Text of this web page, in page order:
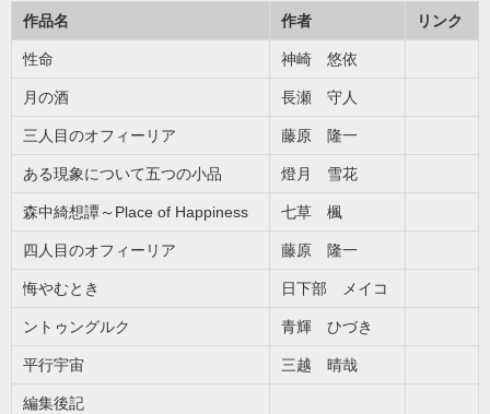
作品名
作者 リンク
性命 神崎 悠依
月の酒 長瀬 守人
三人目のオフィーリア 藤原 隆一
ある現象について五つの小品 燈月 雪花
森中綺想譚～Place of Happiness 七草 楓
四人目のオフィーリア 藤原 隆一
悔やむとき 日下部 メイコ
ントゥングルク 青輝 ひづき
平行宇宙 三越 晴哉
編集後記